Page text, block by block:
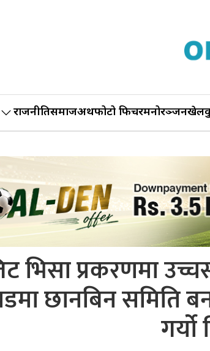
राजनीतिसमाजअर्थफोटो फिचरमनोरञ्जन
भिसा प्रकरणमा
छानबिन समिति
गर्यो